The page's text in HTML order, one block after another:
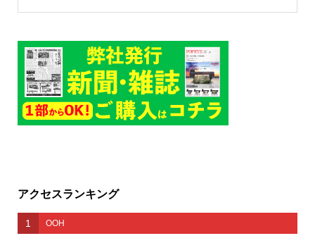
アクセスランキング
1 OOH